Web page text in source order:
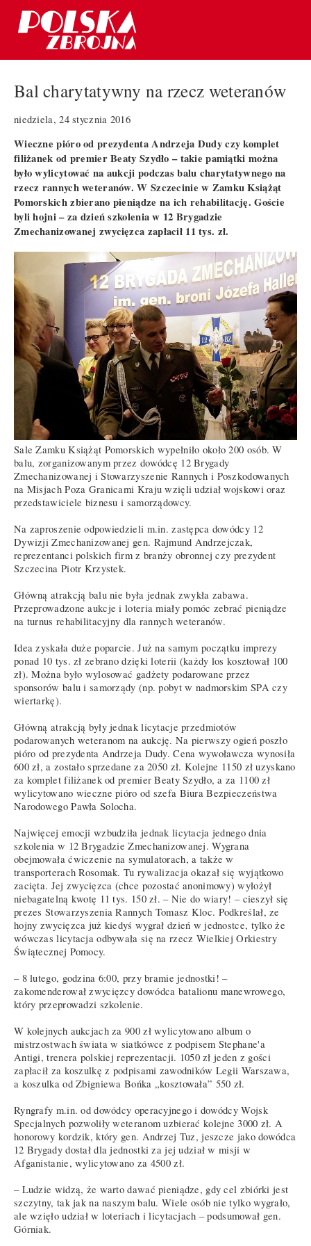
Bal charytatywny na rzecz weteranów
niedziela, 24 stycznia 2016
Wieczne pióro od prezydenta Andrzeja Dudy czy komplet
filiżanek od premier Beaty Szydło – takie pamiątki można
było wylicytować na aukcji podczas balu charytatywnego na
rzecz rannych weteranów. W Szczecinie w Zamku Książąt
Pomorskich zbierano pieniądze na ich rehabilitację. Goście
byli hojni – za dzień szkolenia w 12 Brygadzie
Zmechanizowanej zwycięzca zapłacił 11 tys. zł.
Sale Zamku Książąt Pomorskich wypełniło około 200 osób. W
balu, zorganizowanym przez dowódcę 12 Brygady
Zmechanizowanej i Stowarzyszenie Rannych i Poszkodowanych
na Misjach Poza Granicami Kraju wzięli udział wojskowi oraz
przedstawiciele biznesu i samorządowcy.
Na zaproszenie odpowiedzieli m.in. zastępca dowódcy 12
Dywizji Zmechanizowanej gen. Rajmund Andrzejczak,
reprezentanci polskich firm z branży obronnej czy prezydent
Szczecina Piotr Krzystek.
Główną atrakcją balu nie była jednak zwykła zabawa.
Przeprowadzone aukcje i loteria miały pomóc zebrać pieniądze
na turnus rehabilitacyjny dla rannych weteranów.
Idea zyskała duże poparcie. Już na samym początku imprezy
ponad 10 tys. zł zebrano dzięki loterii (każdy los kosztował 100
zł). Można było wylosować gadżety podarowane przez
sponsorów balu i samorządy (np. pobyt w nadmorskim SPA czy
wiertarkę).
Główną atrakcją były jednak licytacje przedmiotów
podarowanych weteranom na aukcję. Na pierwszy ogień poszło
pióro od prezydenta Andrzeja Dudy. Cena wywoławcza wynosiła
600 zł, a zostało sprzedane za 2050 zł. Kolejne 1150 zł uzyskano
za komplet filiżanek od premier Beaty Szydło, a za 1100 zł
wylicytowano wieczne pióro od szefa Biura Bezpieczeństwa
Narodowego Pawła Solocha.
Najwięcej emocji wzbudziła jednak licytacja jednego dnia
szkolenia w 12 Brygadzie Zmechanizowanej. Wygrana
obejmowała ćwiczenie na symulatorach, a także w
transporterach Rosomak. Tu rywalizacja okazał się wyjątkowo
zacięta. Jej zwycięzca (chce pozostać anonimowy) wyłożył
niebagatelną kwotę 11 tys. 150 zł. – Nie do wiary! – cieszył się
prezes Stowarzyszenia Rannych Tomasz Kloc. Podkreślał, ze
hojny zwycięzca już kiedyś wygrał dzień w jednostce, tylko że
wówczas licytacja odbywała się na rzecz Wielkiej Orkiestry
Świątecznej Pomocy.
– 8 lutego, godzina 6:00, przy bramie jednostki! –
zakomenderował zwycięzcy dowódca batalionu manewrowego,
który przeprowadzi szkolenie.
W kolejnych aukcjach za 900 zł wylicytowano album o
mistrzostwach świata w siatkówce z podpisem Stephane'a
Antigi, trenera polskiej reprezentacji. 1050 zł jeden z gości
zapłacił za koszulkę z podpisami zawodników Legii Warszawa,
a koszulka od Zbigniewa Bońka „kosztowała” 550 zł.
Ryngrafy m.in. od dowódcy operacyjnego i dowódcy Wojsk
Specjalnych pozwoliły weteranom uzbierać kolejne 3000 zł. A
honorowy kordzik, który gen. Andrzej Tuz, jeszcze jako dowódca
12 Brygady dostał dla jednostki za jej udział w misji w
Afganistanie, wylicytowano za 4500 zł.
– Ludzie widzą, że warto dawać pieniądze, gdy cel zbiórki jest
szczytny, tak jak na naszym balu. Wiele osób nie tylko wygrało,
ale wzięło udział w loteriach i licytacjach – podsumował gen.
Górniak.